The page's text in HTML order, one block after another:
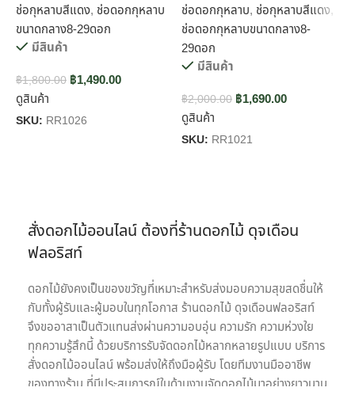
ช่อกุหลาบสีแดง, ช่อดอกกุหลาบ
ขนาดกลาง8-29ดอก
มีสินค้า
฿1,800.00 ฿1,490.00
ดูสินค้า
SKU: RR1026
ช่อดอกกุหลาบ, ช่อกุหลาบสีแดง,
ช่อดอกกุหลาบขนาดกลาง8-
29ดอก
มีสินค้า
฿2,000.00 ฿1,690.00
ดูสินค้า
SKU: RR1021
สั่งดอกไม้ออนไลน์ ต้องที่ร้านดอกไม้ ดุจเดือน
ฟลอริสท์
ดอกไม้ยังคงเป็นของขวัญที่เหมาะสำหรับส่งมอบความสุขสดชื่นให้
กับทั้งผู้รับและผู้มอบในทุกโอกาส ร้านดอกไม้ ดุจเดือนฟลอริสท์
จึงขออาสาเป็นตัวแทนส่งผ่านความอบอุ่น ความรัก ความห่วงใย
ทุกความรู้สึกนี้ ด้วยบริการรับจัดดอกไม้หลากหลายรูปแบบ บริการ
สั่งดอกไม้ออนไลน์ พร้อมส่งให้ถึงมือผู้รับ โดยทีมงานมืออาชีพ
ของทางร้าน ที่มีประสบการณ์ในด้านงานจัดดอกไม้มาอย่างยาวนาน